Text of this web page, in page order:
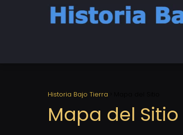
Historia Bajo Tierra
Mapa del Sitio